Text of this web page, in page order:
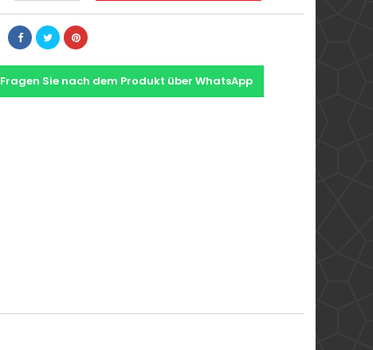
Fragen Sie nach dem Produkt über WhatsApp